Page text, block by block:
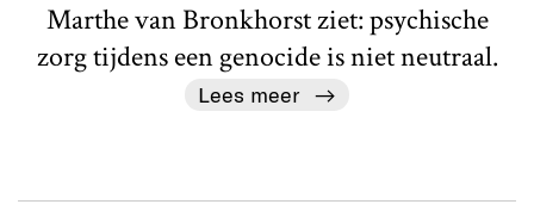
Marthe van Bronkhorst ziet: psychische
zorg tijdens een genocide is niet neutraal.
Lees meer